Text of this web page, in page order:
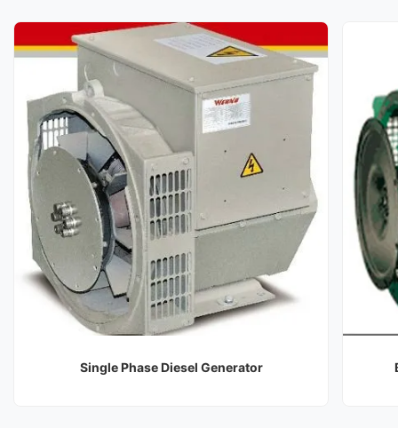
Brushless Synchronous Generator